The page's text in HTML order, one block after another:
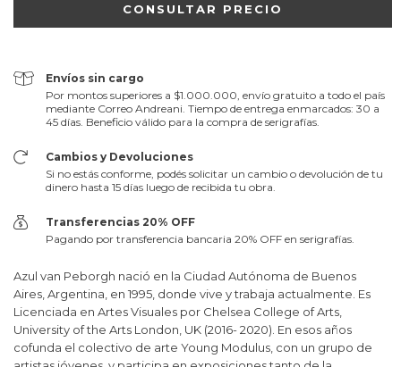
Envíos sin cargo
Por montos superiores a $1.000.000, envío gratuito a todo el país
mediante Correo Andreani. Tiempo de entrega enmarcados: 30 a
45 días. Beneficio válido para la compra de serigrafías.
Cambios y Devoluciones
Si no estás conforme, podés solicitar un cambio o devolución de tu
dinero hasta 15 días luego de recibida tu obra.
Transferencias 20% OFF
Pagando por transferencia bancaria 20% OFF en serigrafías.
Azul van Peborgh nació en la Ciudad Autónoma de Buenos
Aires, Argentina, en 1995, donde vive y trabaja actualmente. Es
Licenciada en Artes Visuales por Chelsea College of Arts,
University of the Arts London, UK (2016- 2020). En esos años
cofunda el colectivo de arte Young Modulus, con un grupo de